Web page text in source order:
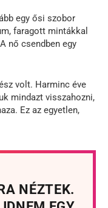
egy ősi szobor
faragott mintákkal
nő csendben egy
volt. Harminc éve
mindazt visszahozni,
Ez az egyetlen,
NÉZTEK.